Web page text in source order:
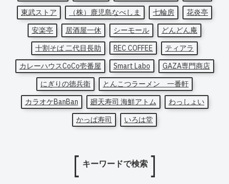
東武ストア
（株）鹿児島なべしま 七輪房
花炎亭
安楽亭
居酒屋一休 シーモール
どんどん庵
十割そば 二代目長助
REC COFFEE
ティアラ
カレーハウスCoCo壱番屋
Smart Labo
GAZA専門商店
にぎりの徳兵衛
とんこつラーメン 一番軒
カラオケBanBan
廻天寿司 海鮮アトム
わっしょい
かっぱ寿司
いろは堂
キーワードで検索